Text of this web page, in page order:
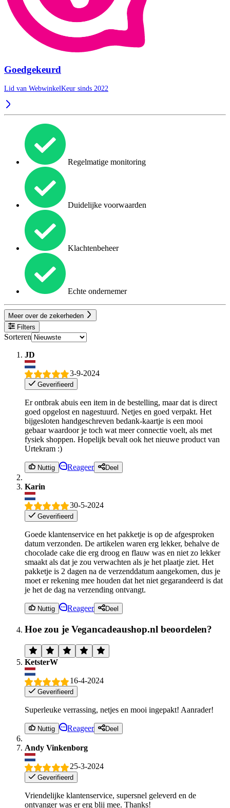
Goedgekeurd
Lid van WebwinkelKeur sinds 2022
Regelmatige monitoring
Duidelijke voorwaarden
Klachtenbeheer
Echte ondernemer
Meer over de zekerheden
Filters
Sorteren
JD
3-9-2024
Geverifieerd
Er ontbrak abuis een item in de bestelling, maar dat is direct
goed opgelost en nagestuurd. Netjes en goed verpakt. Het
bijgesloten handgeschreven bedank-kaartje is een mooi
gebaar waardoor je toch wat meer connectie voelt, als met
fysiek shoppen. Hopelijk bevalt ook het nieuwe product van
Urtekram :)
Nuttig Reageer Deel
Karin
30-5-2024
Geverifieerd
Goede klantenservice en het pakketje is op de afgesproken
datum verzonden. De artikelen waren erg lekker, behalve de
chocolade cake die erg droog en flauw was en niet zo lekker
smaakt als dat je zou verwachten als je het plaatje ziet. Het
pakketje is 2 dagen na de verzenddatum aangekomen, dus je
moet er rekening mee houden dat het niet gegarandeerd is dat
je het de dag na verzending ontvangt.
Nuttig Reageer Deel
Hoe zou je Vegancadeaushop.nl beoordelen?
KetsterW
16-4-2024
Geverifieerd
Superleuke verrassing, netjes en mooi ingepakt! Aanrader!
Nuttig Reageer Deel
Andy Vinkenborg
25-3-2024
Geverifieerd
Vriendelijke klantenservice, supersnel geleverd en de
ontvanger was er erg blij mee. Thanks!